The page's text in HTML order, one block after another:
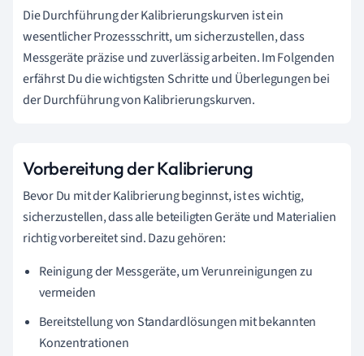
Die Durchführung der Kalibrierungskurven ist ein
wesentlicher Prozessschritt, um sicherzustellen, dass
Messgeräte präzise und zuverlässig arbeiten. Im Folgenden
erfährst Du die wichtigsten Schritte und Überlegungen bei
der Durchführung von Kalibrierungskurven.
Vorbereitung der Kalibrierung
Bevor Du mit der Kalibrierung beginnst, ist es wichtig,
sicherzustellen, dass alle beteiligten Geräte und Materialien
richtig vorbereitet sind. Dazu gehören:
Reinigung der Messgeräte, um Verunreinigungen zu
vermeiden
Bereitstellung von Standardlösungen mit bekannten
Konzentrationen